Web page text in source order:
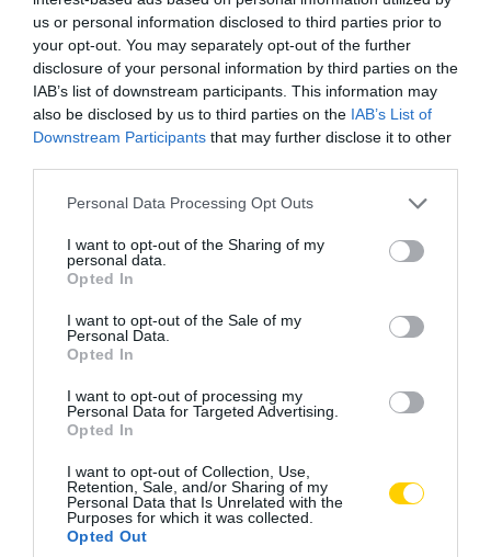
us or personal information disclosed to third parties prior to
your opt-out. You may separately opt-out of the further
disclosure of your personal information by third parties on the
IAB’s list of downstream participants. This information may
also be disclosed by us to third parties on the IAB’s List of
Downstream Participants that may further disclose it to other
Please note that this website/app uses one or more Google
not limited to your visit or usage behaviour. You may click to
grant or deny consent to Google and its third-party tags to
use your data for below specified purposes in below Google
consent section.
Personal Data Processing Opt Outs
I want to opt-out of the Sharing of my
personal data.
Opted In
I want to opt-out of the Sale of my
Personal Data.
Opted In
I want to opt-out of processing my
Personal Data for Targeted Advertising.
Opted In
I want to opt-out of Collection, Use,
Retention, Sale, and/or Sharing of my
Personal Data that Is Unrelated with the
Purposes for which it was collected.
Opted Out